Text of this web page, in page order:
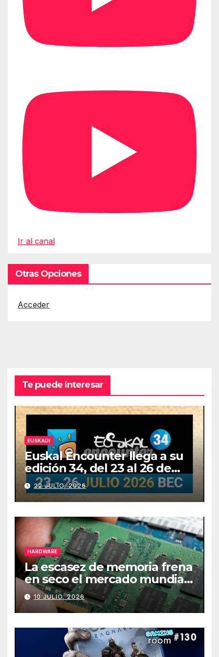
Ir al canal
Otras Opciones
Acceder
Te puede interesar
EUSKADI
Euskal Encounter llega a su
edición 34, del 23 al 26 de
julio
22 JULIO, 2026
HARDWARE
La escasez de memoria frena
en seco el mercado mundial
de PCs
10 JULIO, 2026